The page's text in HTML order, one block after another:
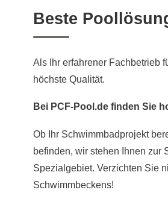
Beste
Als Ihr erfahrener Fachbetrieb
höchste Qualität.
Bei PCF-Pool.de finden Sie
Ob Ihr Schwimmbadprojekt
befinden, wir stehen Ihnen
Spezialgebiet. Verzichten Sie
Schwimmbeckens!